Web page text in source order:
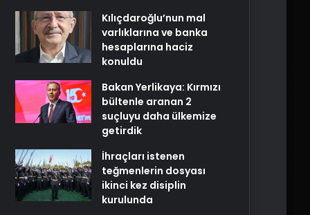
Kılıçdaroğlu’nun mal
varlıklarına ve banka
hesaplarına haciz
konuldu
Bakan Yerlikaya: Kırmızı
bültenle aranan 2
suçluyu daha ülkemize
getirdik
İhraçları istenen
teğmenlerin dosyası
ikinci kez disiplin
kurulunda